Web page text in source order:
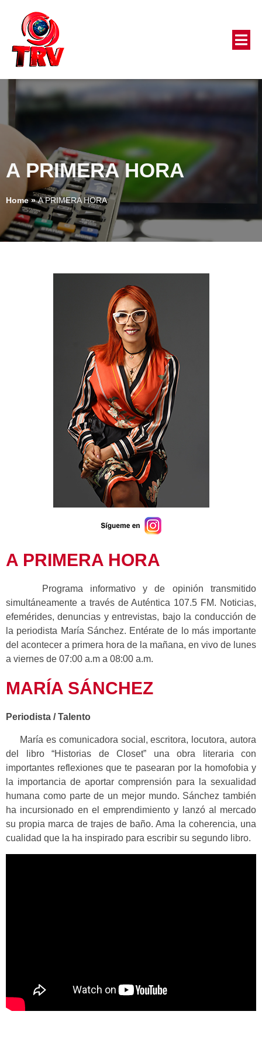
A PRIMERA HORA
Home»A PRIMERA HORA
A PRIMERA HORA
Programa informativo y de opinión transmitido
simultáneamente a través de Auténtica 107.5 FM. Noticias,
efemérides, denuncias y entrevistas, bajo la conducción de
la periodista María Sánchez. Entérate de lo más importante
del acontecer a primera hora de la mañana, en vivo de lunes
a viernes de 07:00 a.m a 08:00 a.m.
MARÍA SÁNCHEZ
Periodista / Talento
María es comunicadora social, escritora, locutora, autora
del libro “Historias de Closet” una obra literaria con
importantes reflexiones que te pasearan por la homofobia y
la importancia de aportar comprensión para la sexualidad
humana como parte de un mejor mundo. Sánchez también
ha incursionado en el emprendimiento y lanzó al mercado
su propia marca de trajes de baño. Ama la coherencia, una
cualidad que la ha inspirado para escribir su segundo libro.